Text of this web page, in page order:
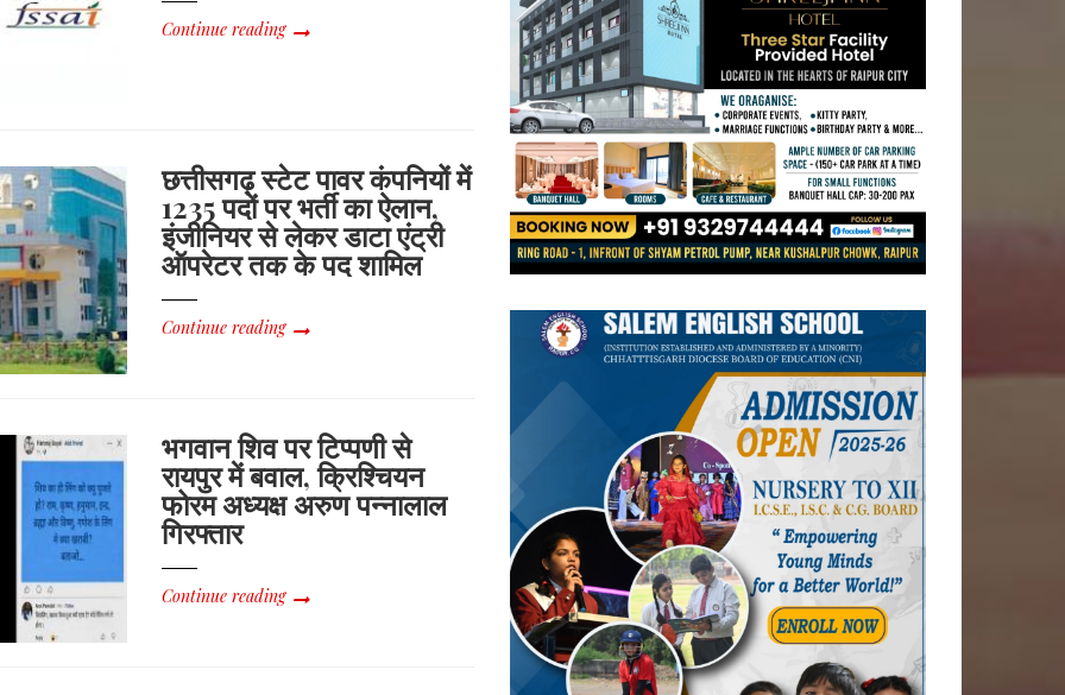
Continue reading
छत्तीसगढ़ स्टेट पावर कंपनियों में
1235 पदों पर भर्ती का ऐलान,
इंजीनियर से लेकर डाटा एंट्री
ऑपरेटर तक के पद शामिल
Continue reading
भगवान शिव पर टिप्पणी से
रायपुर में बवाल, क्रिश्चियन
फोरम अध्यक्ष अरुण पन्नालाल
गिरफ्तार
Continue reading